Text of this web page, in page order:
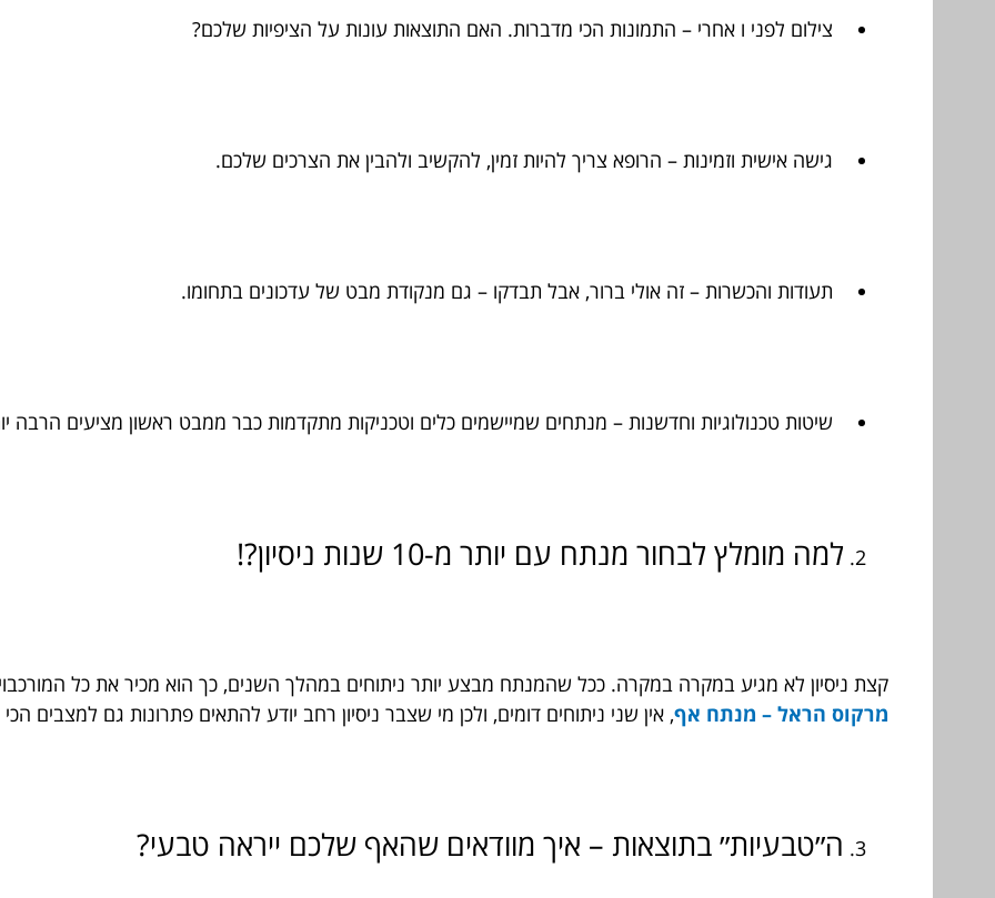
צילום לפני ו אחרי – התמונות הכי מדברות. האם התוצאות עונות על הציפיות שלכם?
גישה אישית וזמינות – הרופא צריך להיות זמין, להקשיב ולהבין את הצרכים שלכם.
תעודות והכשרות – זה אולי ברור, אבל תבדקו – גם מנקודת מבט של עדכונים בתחומו.
שיטות טכנולוגיות וחדשנות – מנתחים שמיישמים כלים וטכניקות מתקדמות כבר ממבט ראשון מציעים הרבה
למה מומלץ לבחור מנתח עם יותר מ-10 שנות ניסיון?!
קצת ניסיון לא מגיע במקרה במקרה. ככל שהמנתח מבצע יותר ניתוחים במהלך השנים, כך הוא מכיר את כל
מרקוס הראל – מנתח אף, אין שני ניתוחים דומים, ולכן מי שצבר ניסיון רחב יודע להתאים פתרונות גם למצבים
ה״טבעיות״ בתוצאות – איך מוודאים שהאף שלכם ייראה טבעי?